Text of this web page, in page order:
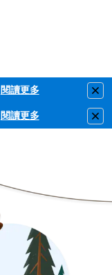
閱讀更多
閱讀更多